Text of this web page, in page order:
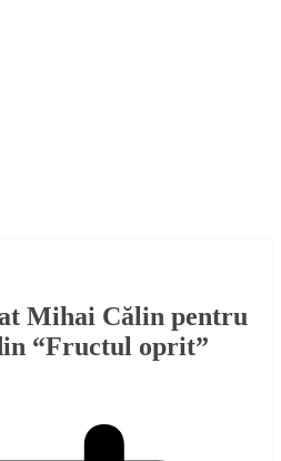
Mihai Călin pentru
“Fructul oprit”